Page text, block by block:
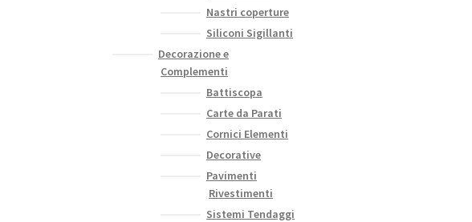
Nastri coperture
Siliconi Sigillanti
Decorazione e
Complementi
Battiscopa
Carte da Parati
Cornici Elementi
Decorative
Pavimenti
Rivestimenti
Sistemi Tendaggi